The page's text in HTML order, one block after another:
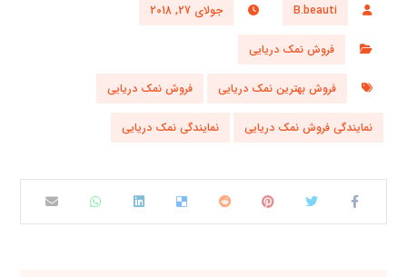
B.beauti جولای 27, 2018
فروش نمک دریایی
فروش بهترین نمک دریایی فروش نمک دریایی
نمایندگی فروش نمک دریایی نمایندگی نمک دریایی